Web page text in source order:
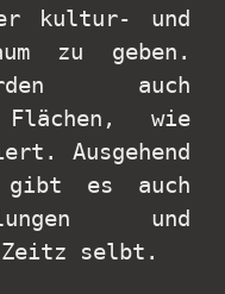
kultur- und
zu geben.
auch
wie
Ausgehend
gibt es auch
und
Zeitz selbt.